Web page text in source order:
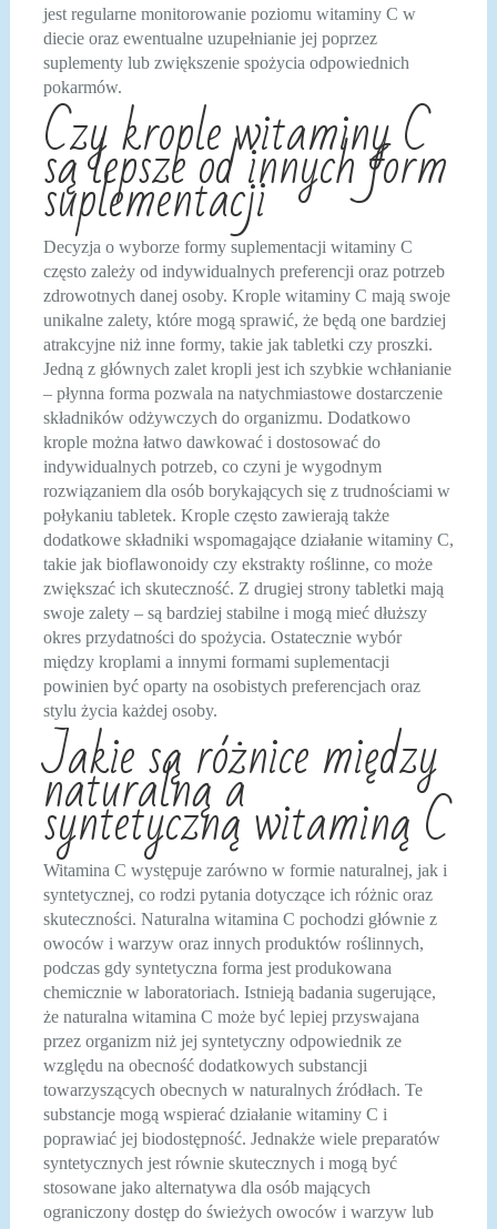
jest regularne monitorowanie poziomu witaminy C w
diecie oraz ewentualne uzupełnianie jej poprzez
suplementy lub zwiększenie spożycia odpowiednich
pokarmów.
Czy krople witaminy C
są lepsze od innych form
suplementacji
Decyzja o wyborze formy suplementacji witaminy C
często zależy od indywidualnych preferencji oraz potrzeb
zdrowotnych danej osoby. Krople witaminy C mają swoje
unikalne zalety, które mogą sprawić, że będą one bardziej
atrakcyjne niż inne formy, takie jak tabletki czy proszki.
Jedną z głównych zalet kropli jest ich szybkie wchłanianie
– płynna forma pozwala na natychmiastowe dostarczenie
składników odżywczych do organizmu. Dodatkowo
krople można łatwo dawkować i dostosować do
indywidualnych potrzeb, co czyni je wygodnym
rozwiązaniem dla osób borykających się z trudnościami w
połykaniu tabletek. Krople często zawierają także
dodatkowe składniki wspomagające działanie witaminy C,
takie jak bioflawonoidy czy ekstrakty roślinne, co może
zwiększać ich skuteczność. Z drugiej strony tabletki mają
swoje zalety – są bardziej stabilne i mogą mieć dłuższy
okres przydatności do spożycia. Ostatecznie wybór
między kroplami a innymi formami suplementacji
powinien być oparty na osobistych preferencjach oraz
stylu życia każdej osoby.
Jakie są różnice między
naturalną a
syntetyczną witaminą C
Witamina C występuje zarówno w formie naturalnej, jak i
syntetycznej, co rodzi pytania dotyczące ich różnic oraz
skuteczności. Naturalna witamina C pochodzi głównie z
owoców i warzyw oraz innych produktów roślinnych,
podczas gdy syntetyczna forma jest produkowana
chemicznie w laboratoriach. Istnieją badania sugerujące,
że naturalna witamina C może być lepiej przyswajana
przez organizm niż jej syntetyczny odpowiednik ze
względu na obecność dodatkowych substancji
towarzyszących obecnych w naturalnych źródłach. Te
substancje mogą wspierać działanie witaminy C i
poprawiać jej biodostępność. Jednakże wiele preparatów
syntetycznych jest równie skutecznych i mogą być
stosowane jako alternatywa dla osób mających
ograniczony dostęp do świeżych owoców i warzyw lub